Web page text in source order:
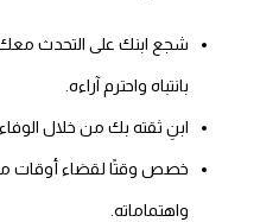
شجع ابنك على التحدث
بانتباه واحترم آراءه.
ابنِ ثقته بك من خلال
خصص وقتًا لقضاء أوقات
واهتماماته.